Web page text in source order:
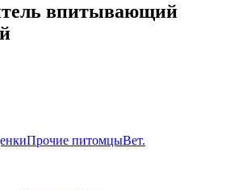
впитывающий
Прочие питомцыВет.